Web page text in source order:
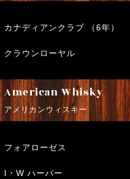
カナディアンクラブ （6年）
クラウンローヤル
American Whisky
アメリカンウィスキー
フォアローゼス
I・W ハーパー